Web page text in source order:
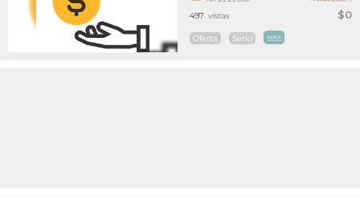
$0
Oferta Serio MAS
497 vistas